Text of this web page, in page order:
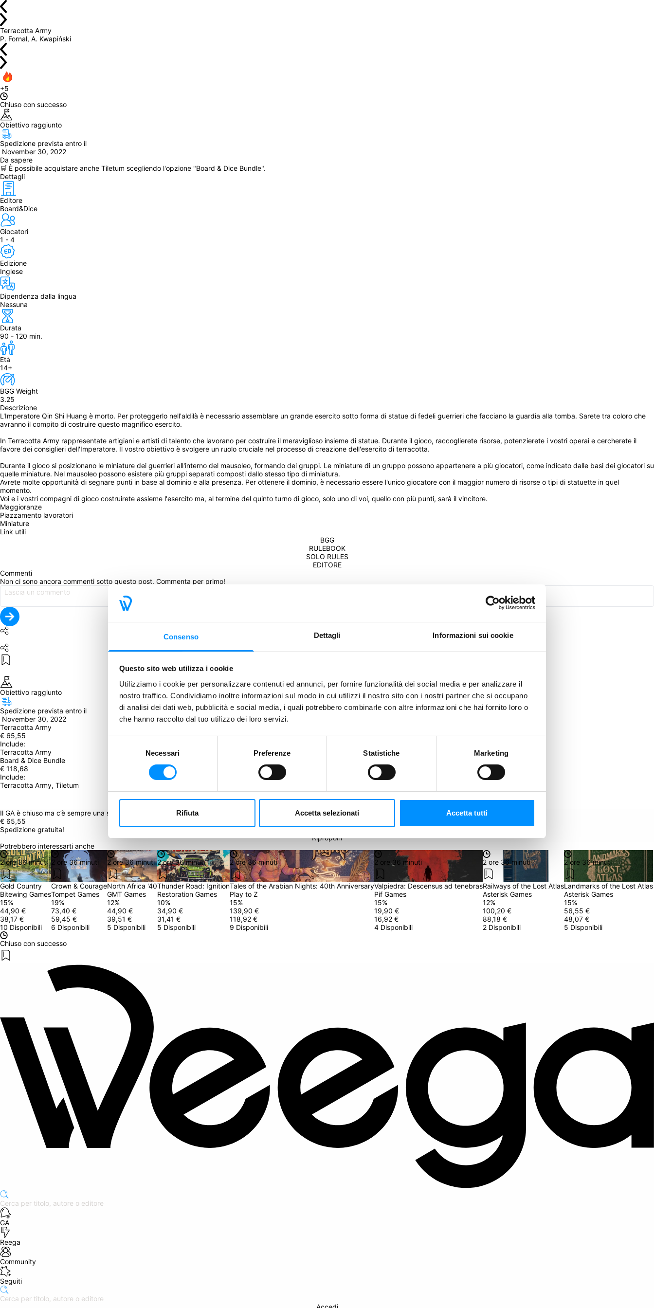
Consenso Dettagli Informazioni sui cookie
Questo sito web utilizza i cookie
Utilizziamo i cookie per personalizzare contenuti ed annunci, per fornire funzionalità dei social media e per analizzare il
nostro traffico. Condividiamo inoltre informazioni sul modo in cui utilizzi il nostro sito con i nostri partner che si occupano
di analisi dei dati web, pubblicità e social media, i quali potrebbero combinarle con altre informazioni che hai fornito loro o
che hanno raccolto dal tuo utilizzo dei loro servizi.
Necessari Preferenze Statistiche Marketing
Rifiuta Accetta selezionati Accetta tutti
Terracotta Army
P. Fornal, A. Kwapiński
+5
Chiuso con successo
Obiettivo raggiunto
Spedizione prevista entro il
November 30, 2022
Da sapere
🛒 È possibile acquistare anche Tiletum scegliendo l'opzione "Board & Dice Bundle".
Dettagli
Editore
Board&Dice
Giocatori
1 - 4
Edizione
Inglese
Dipendenza dalla lingua
Nessuna
Durata
90 - 120 min.
Età
14+
BGG Weight
3.25
Descrizione
L'Imperatore Qin Shi Huang è morto. Per proteggerlo nell'aldilà è necessario assemblare un grande esercito sotto forma di statue di fedeli guerrieri che facciano la guardia alla tomba. Sarete tra coloro che
avranno il compito di costruire questo magnifico esercito.
In Terracotta Army rappresentate artigiani e artisti di talento che lavorano per costruire il meraviglioso insieme di statue. Durante il gioco, raccoglierete risorse, potenzierete i vostri operai e cercherete il
favore dei consiglieri dell'Imperatore. Il vostro obiettivo è svolgere un ruolo cruciale nel processo di creazione dell'esercito di terracotta.
Durante il gioco si posizionano le miniature dei guerrieri all'interno del mausoleo, formando dei gruppi. Le miniature di un gruppo possono appartenere a più giocatori, come indicato dalle basi dei giocatori su
quelle miniature. Nel mausoleo possono esistere più gruppi separati composti dallo stesso tipo di miniatura.
Avrete molte opportunità di segnare punti in base al dominio e alla presenza. Per ottenere il dominio, è necessario essere l'unico giocatore con il maggior numero di risorse o tipi di statuette in quel
momento.
Voi e i vostri compagni di gioco costruirete assieme l'esercito ma, al termine del quinto turno di gioco, solo uno di voi, quello con più punti, sarà il vincitore.
Maggioranze
Piazzamento lavoratori
Miniature
Link utili
BGG
RULEBOOK
SOLO RULES
EDITORE
Commenti
Non ci sono ancora commenti sotto questo post. Commenta per primo!
Condividi
Obiettivo raggiunto
Spedizione prevista entro il
November 30, 2022
Terracotta Army
€ 65,55
Include:
Terracotta Army
Board & Dice Bundle
€ 118,68
Include:
Terracotta Army, Tiletum
Il GA è chiuso ma c’è sempre una seconda opportunità! Clicca qui in basso e fai una nuova Proposta.
€ 65,55
Spedizione gratuita!
Riproponi
Potrebbero interessarti anche
2 ore 36 minuti
Gold Country
Bitewing Games
15%
44,90 €
38,17 €
10 Disponibili
2 ore 36 minuti
Crown & Courage
Tompet Games
19%
73,40 €
59,45 €
6 Disponibili
2 ore 36 minuti
North Africa '40
GMT Games
12%
44,90 €
39,51 €
5 Disponibili
2 ore 36 minuti
Thunder Road: Ignition
Restoration Games
10%
34,90 €
31,41 €
5 Disponibili
2 ore 36 minuti
Tales of the Arabian Nights: 40th Anniversary
Play to Z
15%
139,90 €
118,92 €
9 Disponibili
2 ore 36 minuti
Valpiedra: Descensus ad tenebras
Pif Games
15%
19,90 €
16,92 €
4 Disponibili
2 ore 36 minuti
Railways of the Lost Atlas
Asterisk Games
12%
100,20 €
88,18 €
2 Disponibili
2 ore 36 minuti
Landmarks of the Lost Atlas
Asterisk Games
15%
56,55 €
48,07 €
5 Disponibili
Chiuso con successo
GA
Reega
Community
Seguiti